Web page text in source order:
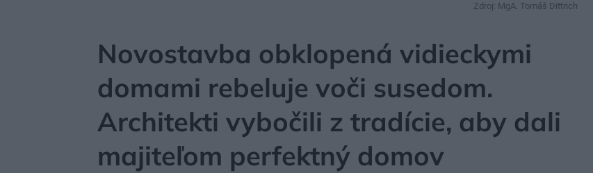
Zdroj: MgA. Tomáš Dittrich
Novostavba obklopená vidieckymi
domami rebeluje voči susedom.
Architekti vybočili z tradície, aby dali
majiteľom perfektný domov